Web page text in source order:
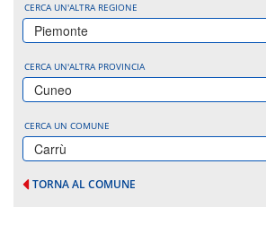
CERCA UN'ALTRA REGIONE
Piemonte
CERCA UN'ALTRA PROVINCIA
Cuneo
CERCA UN COMUNE
Carrù
TORNA AL COMUNE